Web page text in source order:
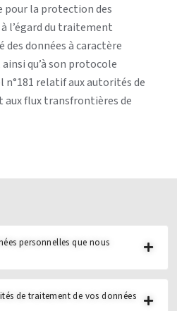
pour la protection des
l’égard du traitement
des données à caractère
qu’à son protocole
n°181 relatif aux autorités de
flux transfrontières de
personnelles que nous
de traitement de vos données